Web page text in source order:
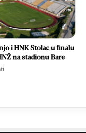
i HNK Stolac u finalu
na stadionu Bare